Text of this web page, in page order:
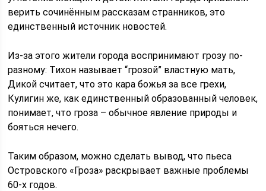
верить сочинённым рассказам странников, это
единственный источник новостей.
Из-за этого жители города воспринимают грозу по-
разному: Тихон называет “грозой” властную мать,
Дикой считает, что это кара божья за все грехи,
Кулигин же, как единственный образованный человек,
понимает, что гроза – обычное явление природы и
бояться нечего.
Таким образом, можно сделать вывод, что пьеса
Островского «Гроза» раскрывает важные проблемы
60-х годов.